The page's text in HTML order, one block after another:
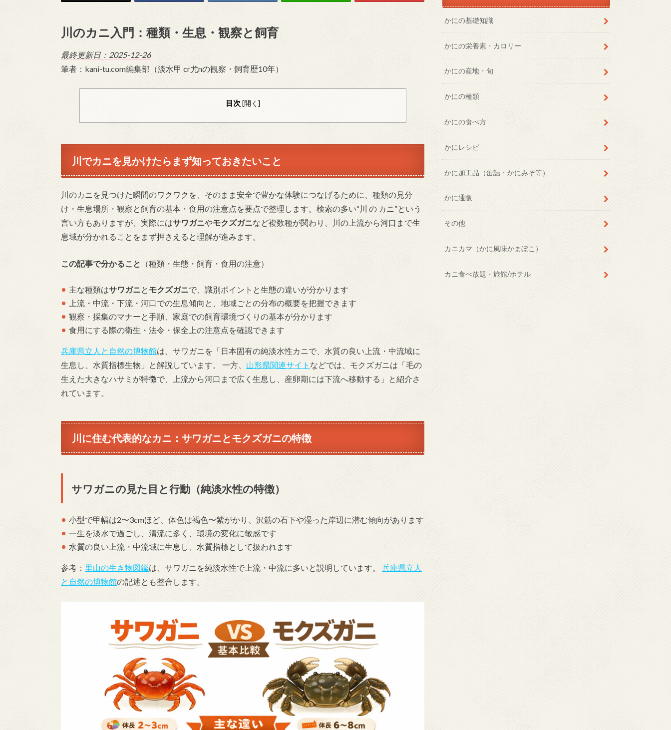
川のカニ入門：種類・生息・観察と飼育
最終更新日：2025-12-26
筆者：kani-tu.com編集部（淡水甲 cr尤nの観察・飼育歴10年）
目次 [開く ]
川でカニを見かけたらまず知っておきたいこと
川のカニを見つけた瞬間のワクワクを、そのまま安全で豊かな体験につなげるために、種類の見分
け・生息場所・観察と飼育の基本・食用の注意点を要点で整理します。検索の多い“川 の カニ”という
言い方もありますが、実際にはサワガニやモクズガニなど複数種が関わり、川の上流から河口まで生
息域が分かれることをまず押さえると理解が進みます。
この記事で分かること （種類・生態・飼育・食用の注意）
主な種類はサワガニ と モクズガニ で、識別ポイントと生態の違いが分かります
上流・中流・下流・河口での生息傾向と、地域ごとの分布の概要を把握できます
観察・採集のマナーと手順、家庭での飼育環境づくりの基本が分かります
食用にする際の衛生・法令・保全上の注意点を確認できます
兵庫県立人と自然の博物館は、サワガニを「日本固有の純淡水性カニで、水質の良い上流・中流域に
生息し、水質指標生物」と解説しています。 一方、 山形県関連サイト などでは、モクズガニは「毛の
生えた大きなハサミが特徴で、上流から河口まで広く生息し、産卵期には下流へ移動する」と紹介さ
れています。
川に住む代表的なカニ：サワガニとモクズガニの特徴
サワガニの見た目と行動（純淡水性の特徴）
小型で甲幅は2〜3cmほど、体色は褐色〜紫がかり、沢筋の石下や湿った岸辺に潜む傾向があります
一生を淡水で過ごし、清流に多く、環境の変化に敏感です
水質の良い上流・中流域に生息し、水質指標として扱われます
参考： 里山の生き物図鑑は、サワガニを純淡水性で上流・中流に多いと説明しています。 兵庫県立人
と自然の博物館の記述とも整合します。
かにの基礎知識
かにの栄養素・カロリー
かにの産地・旬
かにの種類
かにの食べ方
かにレシピ
かに加工品（缶詰・かにみそ等）
かに通販
その他
カニカマ（かに風味かまぼこ）
カニ食べ放題・旅館/ホテル